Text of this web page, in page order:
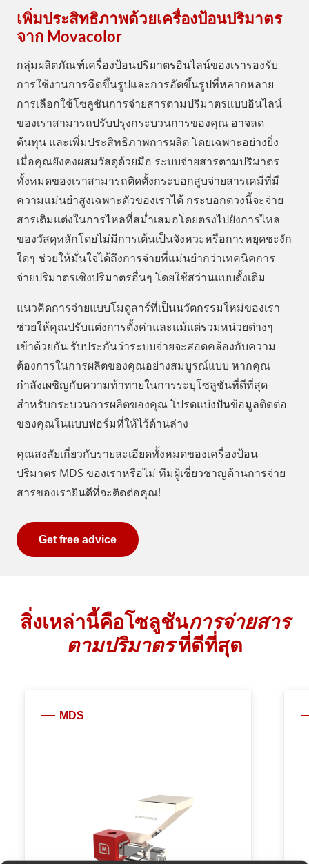
เพิ่มประสิทธิภาพด้วยเครื่องป้อนปริมาตร
จาก Movacolor
กลุ่มผลิตภัณฑ์เครื่องป้อนปริมาตรอินไลน์ของเรารองรับ
การใช้งานการฉีดขึ้นรูปและการอัดขึ้นรูปที่หลากหลาย
การเลือกใช้โซลูชันการจ่ายสารตามปริมาตรแบบอินไลน์
ของเราสามารถปรับปรุงกระบวนการของคุณ อาจลด
ต้นทุน และเพิ่มประสิทธิภาพการผลิต โดยเฉพาะอย่างยิ่ง
เมื่อคุณยังคงผสมวัสดุด้วยมือ ระบบจ่ายสารตามปริมาตร
ทั้งหมดของเราสามารถติดตั้งกระบอกสูบจ่ายสารเคมีที่มี
ความแม่นยำสูงเฉพาะตัวของเราได้ กระบอกตวงนี้จะจ่าย
สารเติมแต่งในการไหลที่สม่ำเสมอโดยตรงไปยังการไหล
ของวัสดุหลักโดยไม่มีการเต้นเป็นจังหวะหรือการหยุดชะงัก
ใดๆ ช่วยให้มั่นใจได้ถึงการจ่ายที่แม่นยำกว่าเทคนิคการ
จ่ายปริมาตรเชิงปริมาตรอื่นๆ โดยใช้สว่านแบบดั้งเดิม
แนวคิดการจ่ายแบบโมดูลาร์ที่เป็นนวัตกรรมใหม่ของเรา
ช่วยให้คุณปรับแต่งการตั้งค่าและแม้แต่รวมหน่วยต่างๆ
เข้าด้วยกัน รับประกันว่าระบบจ่ายจะสอดคล้องกับความ
ต้องการในการผลิตของคุณอย่างสมบูรณ์แบบ หากคุณ
กำลังเผชิญกับความท้าทายในการระบุโซลูชันที่ดีที่สุด
สำหรับกระบวนการผลิตของคุณ โปรดแบ่งปันข้อมูลติดต่อ
ของคุณในแบบฟอร์มที่ให้ไว้ด้านล่าง
คุณสงสัยเกี่ยวกับรายละเอียดทั้งหมดของเครื่องป้อน
ปริมาตร MDS ของเราหรือไม่ ทีมผู้เชี่ยวชาญด้านการจ่าย
สารของเรายินดีที่จะติดต่อคุณ!
Get free advice
สิ่งเหล่านี้คือโซลูชันการจ่ายสาร
ตามปริมาตรที่ดีที่สุด
MDS